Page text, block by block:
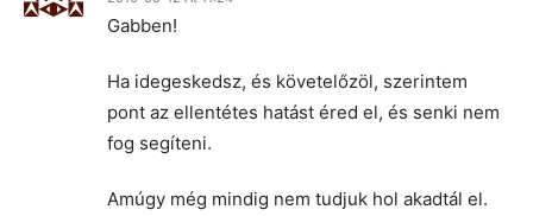
Gabben!
Ha idegeskedsz, és követelőzöl, szerintem
pont az ellentétes hatást éred el, és senki nem
fog segíteni.
Amúgy még mindig nem tudjuk hol akadtál el.